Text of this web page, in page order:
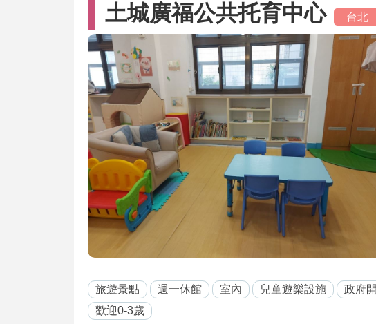
土城廣福公共托育中心 台北
旅遊景點 週一休館 室內 兒童遊樂設施 政府
歡迎0-3歲